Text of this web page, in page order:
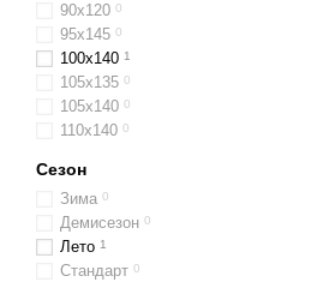
90х120 0
95х145 0
100x140 1
105x135 0
105x140 0
110x140 0
Сезон
Зима 0
Демисезон 0
Лето 1
Стандарт 0